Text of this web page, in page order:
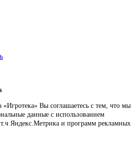
Вы соглашаетесь с тем, что мы
данные с использованием
Яндекс.Метрика и программ рекламных